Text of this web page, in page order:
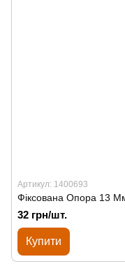
Артикул: 1400693
Фіксована Опора 13
32 грн/шт.
Купити